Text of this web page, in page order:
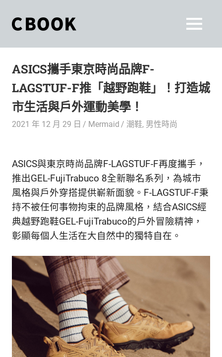
content
和
你
一
起
出
自
己
的
活
態
度
World.」
是
一
本
最
妳
生
活
的
雜
誌。
最
精
的
時
生
活
MENU
ASICS攜手東京時尚品牌F-
LAGSTUF-F推「越野跑鞋」！打造城
市生活與戶外運動美學！
2021 年 12 月 29 日 Mermaid 潮鞋, 男性時尚
ASICS與東京時尚品牌F-LAGSTUF-F再度攜手，
推出GEL-FujiTrabuco 8全新聯名系列，為城市
風格與戶外穿搭提供嶄新面貌。F-LAGSTUF-F秉
持不被任何事物拘束的品牌風格，結合ASICS經
典越野跑鞋GEL-FujiTrabuco的戶外冒險精神，
彰顯每個人生活在大自然中的獨特自在。